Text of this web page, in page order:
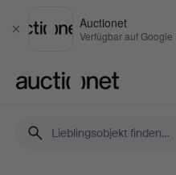
Schließen
Auctionet
Verfügbar auf Google